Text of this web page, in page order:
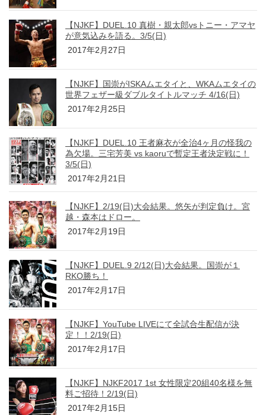
【NJKF】DUEL.10 真樹・親太郎vsトニー・アマヤ
が意気込みを語る。3/5(日)
2017年2月27日
【NJKF】国崇がISKAムエタイと、WKAムエタイの
世界フェザー級ダブルタイトルマッチ 4/16(日)
2017年2月25日
【NJKF】DUEL.10 王者麻衣が全治4ヶ月の怪我の
為欠場。三宅芳美 vs kaoruで暫定王者決定戦に！
3/5(日)
2017年2月21日
【NJKF】2/19(日)大会結果。悠矢が判定負け。宮
越・森本はドロー。
2017年2月19日
【NJKF】DUEL.9 2/12(日)大会結果。国崇が１
RKO勝ち！
2017年2月17日
【NJKF】YouTube LIVEにて全試合生配信が決
定！！2/19(日)
2017年2月17日
【NJKF】NJKF2017 1st 女性限定20組40名様を無
料ご招待！2/19(日)
2017年2月15日